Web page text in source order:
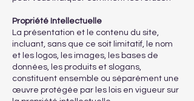
Propriété Intellectuelle
La présentation et le contenu du site,
incluant, sans que ce soit limitatif, le nom
et les logos, les images, les bases de
données, les produits et slogans,
constituent ensemble ou séparément une
œuvre protégée par les lois en vigueur sur